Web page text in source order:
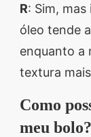
R: Sim,
óleo tende
enquanto a
textura
Como
meu bolo?